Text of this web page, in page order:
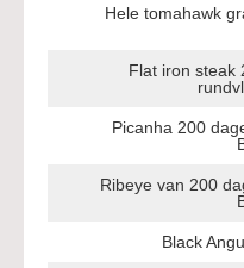
Hele tomahawk
Flat iron steak
Picanha 200
Ribeye van 200
Black